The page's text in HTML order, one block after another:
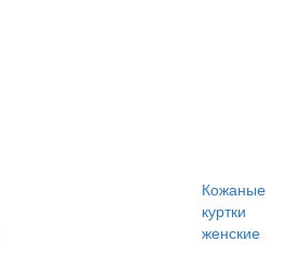
Кожаные
куртки
женские